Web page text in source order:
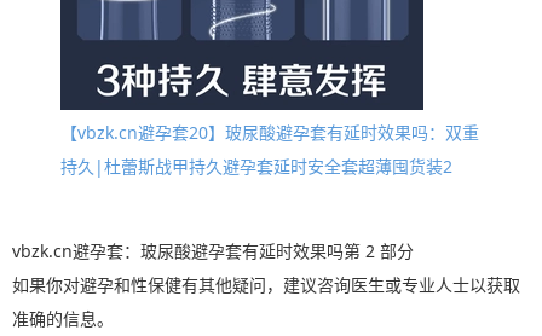
【vbzk.cn避孕套20】玻尿酸避孕套有延时效果吗：双重
持久|杜蕾斯战甲持久避孕套延时安全套超薄囤货装2
vbzk.cn避孕套：玻尿酸避孕套有延时效果吗第 2 部分
如果你对避孕和性保健有其他疑问，建议咨询医生或专业人士以获取
准确的信息。